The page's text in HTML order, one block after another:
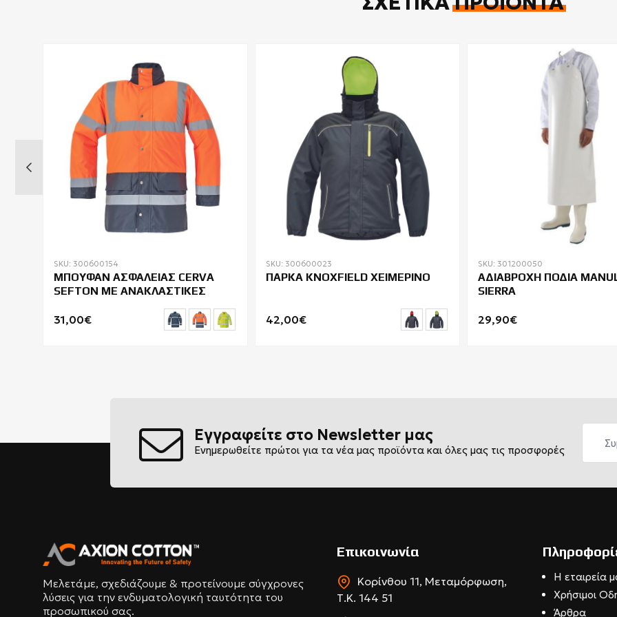
SKU: 300600154
ΜΠΟΥΦΑΝ ΑΣΦΑΛΕΙΑΣ CERVA
SEFTON ΜΕ ΑΝΑΚΛΑΣΤΙΚΕΣ
31,00€
SKU: 300600023
ΠΑΡΚΑ KNOXFIELD ΧΕΙΜΕΡΙΝΟ
42,00€
SKU: 301200050
ΑΔΙΑΒΡΟΧΗ ΠΟΔΙΑ
SIERRA
29,90€
Εγγραφείτε στο Newsletter μας
Ενημερωθείτε πρώτοι για τα νέα μας προϊόντα και όλες μας τις προσφορές
Μελετάμε, σχεδιάζουμε & προτείνουμε σύγχρονες
λύσεις για την ενδυματολογική ταυτότητα του
προσωπικού σας.
Επικοινωνία
Κορίνθου 11, Μεταμόρφωση,
Τ.Κ. 144 51
Η εταιρεία
Χρήσιμοι
Άρθρα